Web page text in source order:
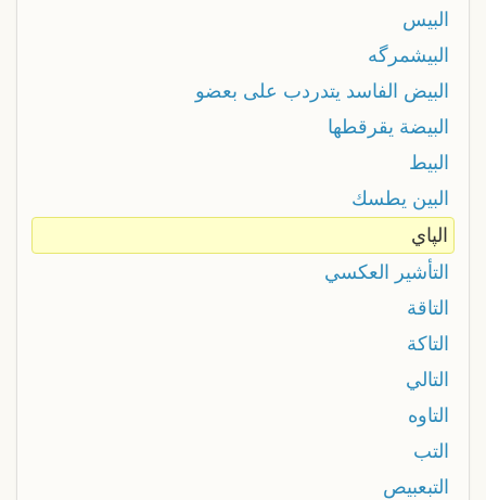
البيس
البيشمرگه
البيض الفاسد يتدردب على بعضو
البيضة يقرقطها
البيط
البين يطسك
الپاي
التأشير العكسي
التاقة
التاكة
التالي
التاوه
التب
التبعبيص